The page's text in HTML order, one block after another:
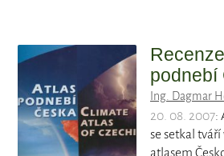
podnebí
Ing. Dagmar
20. 08. 2007:
se setkal
atlasem